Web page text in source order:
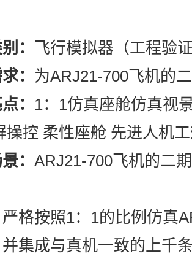
： 飞行模拟器（工程验
： 为ARJ21-700飞机的
： 1：1仿真座舱仿真视
操控 柔性座舱 先进人机
： ARJ21-700飞机的二
格按照1：1的比例仿真
集成与真机一致的上千